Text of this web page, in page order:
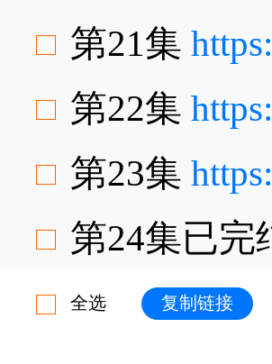
第21集
第22集
第23集
第24集已完
全选 复制链接